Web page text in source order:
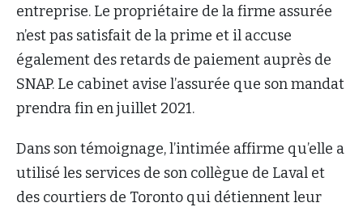
entreprise. Le propriétaire de la firme assurée
n’est pas satisfait de la prime et il accuse
également des retards de paiement auprès de
SNAP. Le cabinet avise l’assurée que son mandat
prendra fin en juillet 2021.
Dans son témoignage, l’intimée affirme qu’elle a
utilisé les services de son collègue de Laval et
des courtiers de Toronto qui détiennent leur